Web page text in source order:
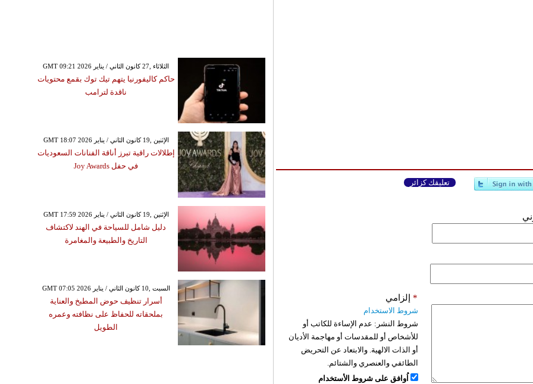
تعليقك كزائر
إلزامي *
شروط الاستخدام
شروط النشر: عدم الإساءة للكاتب أو
للأشخاص أو للمقدسات أو مهاجمة الأديان
أو الذات الالهية. والابتعاد عن التحريض
الطائفي والعنصري والشتائم.
اُوافق على شروط الأستخدام
GMT 09:21 2026 الثلاثاء ,27 كانون الثاني / يناير
حاكم كاليفورنيا يتهم تيك توك بقمع محتويات
ناقدة لترامب
GMT 18:07 2026 الإثنين ,19 كانون الثاني / يناير
إطلالات راقية تبرز أناقة الفنانات السعوديات
في حفل Joy Awards
GMT 17:59 2026 الإثنين ,19 كانون الثاني / يناير
دليل شامل للسياحة في الهند لاكتشاف
التاريخ والطبيعة والمغامرة
GMT 07:05 2026 السبت ,10 كانون الثاني / يناير
أسرار تنظيف حوض المطبخ والعناية
بملحقاته للحفاظ على نظافته وعمره
الطويل